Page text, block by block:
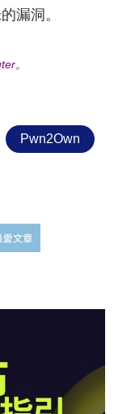
漏洞。
。
Pwn2Own